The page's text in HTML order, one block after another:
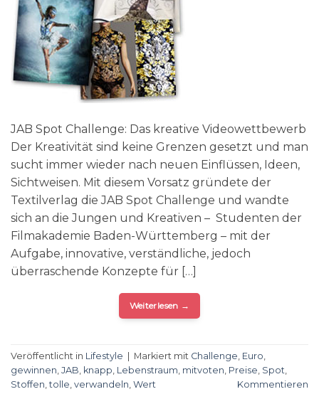
JAB Spot Challenge: Das kreative Videowettbewerb
Der Kreativität sind keine Grenzen gesetzt und man
sucht immer wieder nach neuen Einflüssen, Ideen,
Sichtweisen. Mit diesem Vorsatz gründete der
Textilverlag die JAB Spot Challenge und wandte
sich an die Jungen und Kreativen – Studenten der
Filmakademie Baden-Württemberg – mit der
Aufgabe, innovative, verständliche, jedoch
überraschende Konzepte für […]
Weiterlesen →
Veröffentlicht in Lifestyle Markiert mit Challenge Euro
gewinnen JAB knapp Lebenstraum mitvoten Preise Spot
Stoffen ,tolle verwandeln Wert Kommentieren